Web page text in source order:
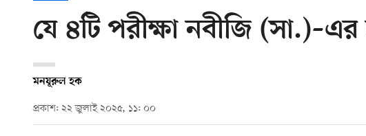
যে ৪টি পরীক্ষা নবীজি
মনযূরুল হক
প্রকাশ: ২২ জুলাই ২০২৫, ১১: ০০